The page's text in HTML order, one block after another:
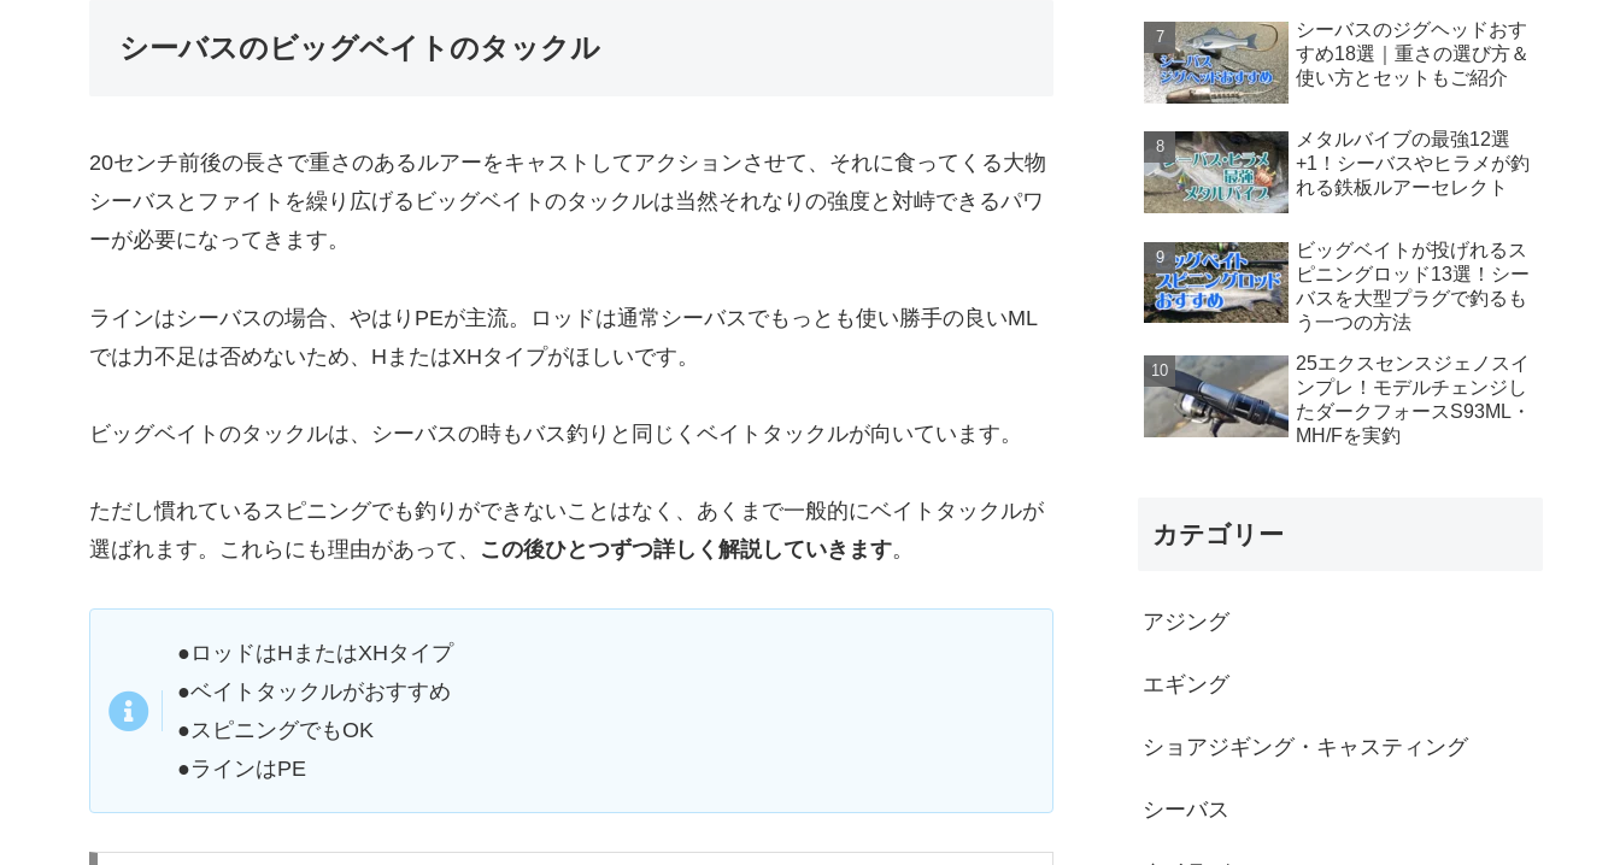
シーバスのビッグベイトのタックル
20センチ前後の長さで重さのあるルアーをキャストしてアクションさせて、それに食ってくる大物
シーバスとファイトを繰り広げるビッグベイトのタックルは当然それなりの強度と対峙できるパワ
ーが必要になってきます。
ラインはシーバスの場合、やはりPEが主流。ロッドは通常シーバスでもっとも使い勝手の良いML
では力不足は否めないため、HまたはXHタイプがほしいです。
ビッグベイトのタックルは、シーバスの時もバス釣りと同じくベイトタックルが向いています。
ただし慣れているスピニングでも釣りができないことはなく、あくまで一般的にベイトタックルが
選ばれます。これらにも理由があって、 この後ひとつずつ詳しく解説していきます。
●ロッドはHまたはXHタイプ
●ベイトタックルがおすすめ
●スピニングでもOK
●ラインはPE
シーバスのジグヘッドおす
すめ18選｜重さの選び方＆
使い方とセットもご紹介
メタルバイブの最強12選
+1！シーバスやヒラメが釣
れる鉄板ルアーセレクト
ビッグベイトが投げれるス
ピニングロッド13選！シー
バスを大型プラグで釣るも
う一つの方法
25エクスセンスジェノスイ
ンプレ！モデルチェンジし
たダークフォースS93ML・
MH/Fを実釣
カテゴリー
アジング
エギング
ショアジギング・キャスティング
シーバス